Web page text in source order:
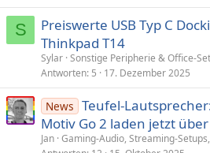
S
Preiswerte USB Typ C
Thinkpad T14
Sylar Sonstige Peripherie & Office-
Antworten 5 17. Dezember 2025
News Teufel-
Motiv Go 2 laden jetzt über
Jan Gaming-Audio, Streaming-